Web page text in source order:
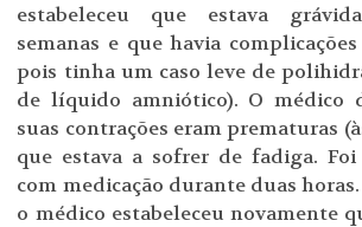
estabeleceu que estava
semanas e que havia
pois tinha um caso leve de
de líquido amniótico). O médico
suas contrações eram prematuras
que estava a sofrer de fadiga.
com medicação durante duas
o médico estabeleceu novamente